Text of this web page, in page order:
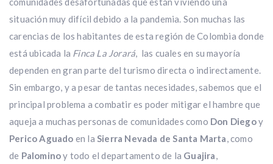
situación muy difícil debido a la pandemia. Son muchas las
carencias de los habitantes de esta región de Colombia donde
está ubicada la Finca La Jorará, las cuales en su mayoría
dependen en gran parte del turismo directa o indirectamente.
Sin embargo, y a pesar de tantas necesidades, sabemos que el
principal problema a combatir es poder mitigar el hambre que
aqueja a muchas personas de comunidades como Don Diegoy
Perico Aguado en laSierra Nevada de Santa Marta, como
de Palominoy todo el departamento de la Guajira,